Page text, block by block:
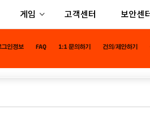
게임 고객센터 보안센